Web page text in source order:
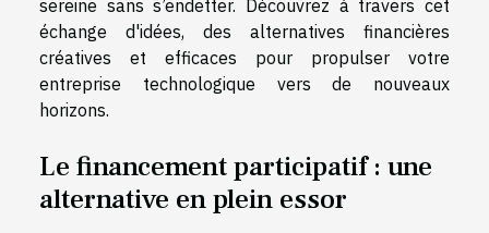
sereine sans s’endetter. Découvrez à travers cet
échange d'idées, des alternatives financières
créatives et efficaces pour propulser votre
entreprise technologique vers de nouveaux
horizons.
Le financement participatif : une
alternative en plein essor